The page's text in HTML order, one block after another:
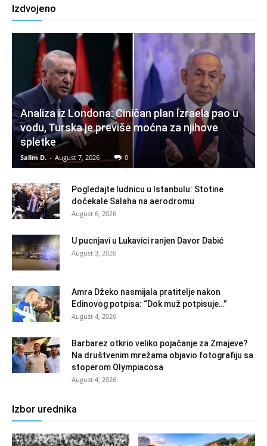
Izdvojeno
Analiza iz Londona: Ciničan plan Izraela pao u
vodu, Turska je previše moćna za njihove
spletke
Salim D. - August 7, 2026 0
Pogledajte ludnicu u Istanbulu: Stotine
dočekale Salaha na aerodromu
August 6, 2026
U pucnjavi u Lukavici ranjen Davor Dabić
August 3, 2026
Amra Džeko nasmijala pratitelje nakon
Edinovog potpisa: “Dok muž potpisuje…”
August 4, 2026
Barbarez otkrio veliko pojačanje za Zmajeve?
Na društvenim mrežama objavio fotografiju sa
stoperom Olympiacosa
August 4, 2026
Izbor urednika